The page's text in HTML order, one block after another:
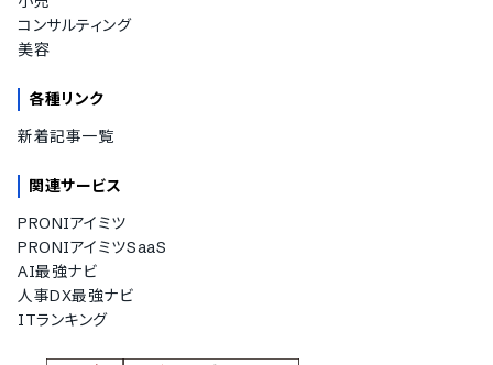
コンサルティング
美容
各種リンク
新着記事一覧
関連サービス
PRONIアイミツ
PRONIアイミツSaaS
AI最強ナビ
人事DX最強ナビ
ITランキング